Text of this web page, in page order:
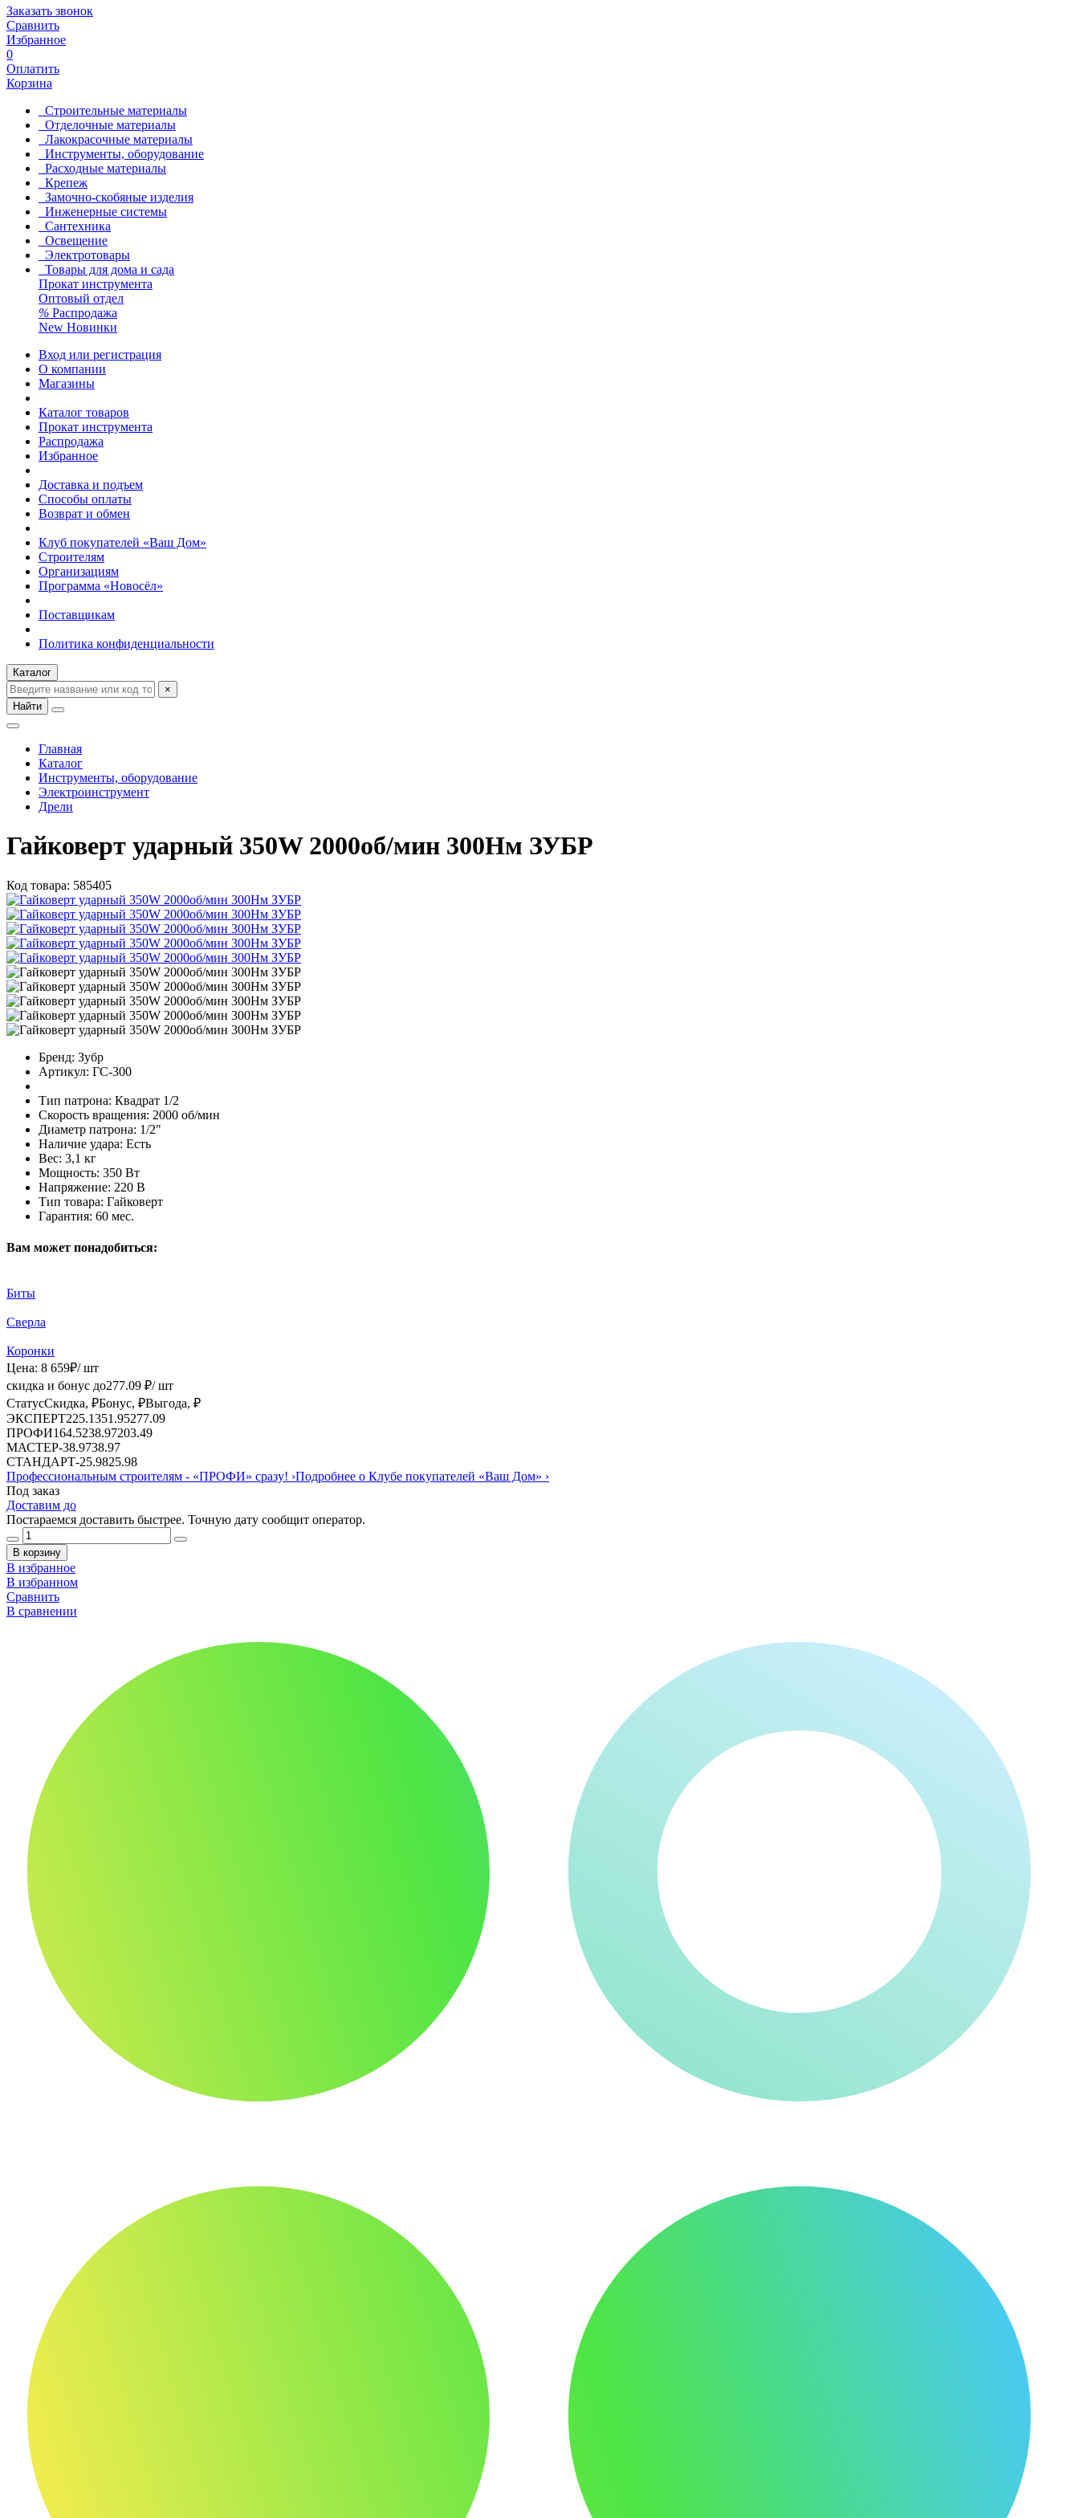
Заказать звонок
Сравнить
Избранное
0
Оплатить
Корзина
Строительные материалы
Отделочные материалы
Лакокрасочные материалы
Инструменты, оборудование
Расходные материалы
Крепеж
Замочно-скобяные изделия
Инженерные системы
Сантехника
Освещение
Электротовары
Товары для дома и сада
Прокат инструмента
Оптовый отдел
% Распродажа
New Новинки
Вход или регистрация
О компании
Магазины
Каталог товаров
Прокат инструмента
Распродажа
Избранное
Доставка и подъем
Способы оплаты
Возврат и обмен
Клуб покупателей «Ваш Дом»
Строителям
Организациям
Программа «Новосёл»
Поставщикам
Политика конфиденциальности
Каталог
×
Найти
Главная
Каталог
Инструменты, оборудование
Электроинструмент
Дрели
Гайковерт ударный 350W 2000об/мин 300Нм ЗУБР
Код товара: 585405
Бренд: Зубр
Артикул: ГС-300
Тип патрона: Квадрат 1/2
Скорость вращения: 2000 об/мин
Диаметр патрона: 1/2"
Наличие удара: Есть
Вес: 3,1 кг
Мощность: 350 Вт
Напряжение: 220 В
Тип товара: Гайковерт
Гарантия: 60 мес.
Вам может понадобиться:
Биты
Сверла
Коронки
Цена: 8 659₽/ шт
скидка и бонус до277.09 ₽/ шт
СтатусСкидка, ₽Бонус, ₽Выгода, ₽
ЭКСПЕРТ225.1351.95277.09
ПРОФИ164.5238.97203.49
МАСТЕР-38.9738.97
СТАНДАРТ-25.9825.98
Профессиональным строителям - «ПРОФИ» сразу! ›Подробнее о Клубе покупателей «Ваш Дом» ›
Под заказ
Доставим до
Постараемся доставить быстрее. Точную дату сообщит оператор.
В корзину
В избранное
В избранном
Сравнить
В сравнении